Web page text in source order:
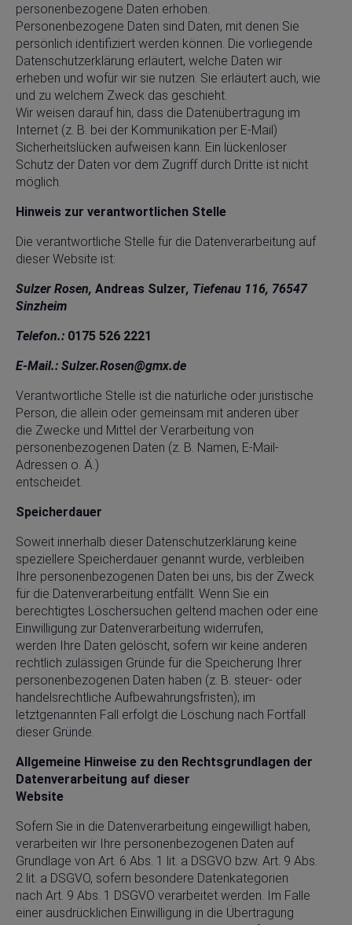
personenbezogene Daten erhoben.
Personenbezogene Daten sind Daten, mit denen Sie
persönlich identifiziert werden können. Die vorliegende
Datenschutzerklärung erläutert, welche Daten wir
erheben und wofür wir sie nutzen. Sie erläutert auch, wie
und zu welchem Zweck das geschieht.
Wir weisen darauf hin, dass die Datenübertragung im
Internet (z. B. bei der Kommunikation per E-Mail)
Sicherheitslücken aufweisen kann. Ein lückenloser
Schutz der Daten vor dem Zugriff durch Dritte ist nicht
möglich.
Hinweis zur verantwortlichen Stelle
Die verantwortliche Stelle für die Datenverarbeitung auf
dieser Website ist:
Sulzer Rosen, Andreas Sulzer, Tiefenau 116, 76547
Sinzheim
Telefon.: 0175 526 2221
E-Mail.: Sulzer.Rosen@gmx.de
Verantwortliche Stelle ist die natürliche oder juristische
Person, die allein oder gemeinsam mit anderen über
die Zwecke und Mittel der Verarbeitung von
personenbezogenen Daten (z. B. Namen, E-Mail-
Adressen o. Ä.)
entscheidet.
Speicherdauer
Soweit innerhalb dieser Datenschutzerklärung keine
speziellere Speicherdauer genannt wurde, verbleiben
Ihre personenbezogenen Daten bei uns, bis der Zweck
für die Datenverarbeitung entfällt. Wenn Sie ein
berechtigtes Löschersuchen geltend machen oder eine
Einwilligung zur Datenverarbeitung widerrufen,
werden Ihre Daten gelöscht, sofern wir keine anderen
rechtlich zulässigen Gründe für die Speicherung Ihrer
personenbezogenen Daten haben (z. B. steuer- oder
handelsrechtliche Aufbewahrungsfristen); im
letztgenannten Fall erfolgt die Löschung nach Fortfall
dieser Gründe.
Allgemeine Hinweise zu den Rechtsgrundlagen der
Datenverarbeitung auf dieser
Website
Sofern Sie in die Datenverarbeitung eingewilligt haben,
verarbeiten wir Ihre personenbezogenen Daten auf
Grundlage von Art. 6 Abs. 1 lit. a DSGVO bzw. Art. 9 Abs.
2 lit. a DSGVO, sofern besondere Datenkategorien
nach Art. 9 Abs. 1 DSGVO verarbeitet werden. Im Falle
einer ausdrücklichen Einwilligung in die Übertragung